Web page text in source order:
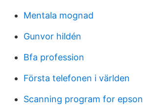
Mentala mognad
Gunvor hildén
Bfa profession
Första telefonen i världen
Scanning program for epson